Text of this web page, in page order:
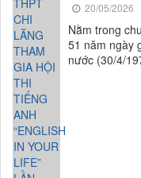
20/05/2026
Nằm trong
51 năm ngày
nước (30/4/